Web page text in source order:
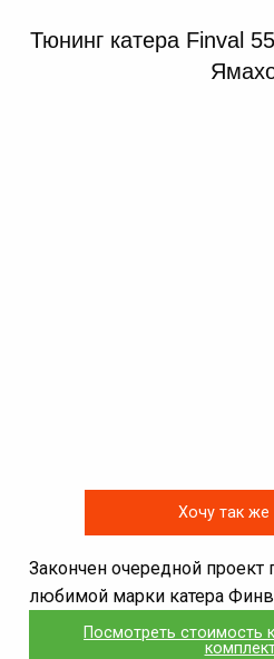
Тюнинг катера Finval
Хочу так же
Закончен очередной
любимой марки катера
Посмотреть стоимость